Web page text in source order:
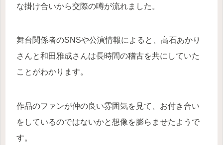
な掛け合いから交際の噂が流れました。
舞台関係者のSNSや公演情報によると、高石あかり
さんと和田雅成さんは長時間の稽古を共にしていた
ことがわかります。
作品のファンが仲の良い雰囲気を見て、お付き合い
をしているのではないかと想像を膨らませたようで
す。